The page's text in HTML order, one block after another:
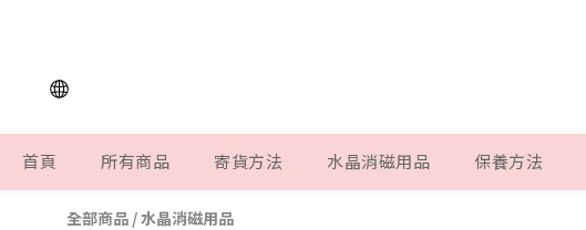
首頁 所有商品 寄貨方法 水晶消磁用品 保養方法
全部商品 /水晶消磁用品